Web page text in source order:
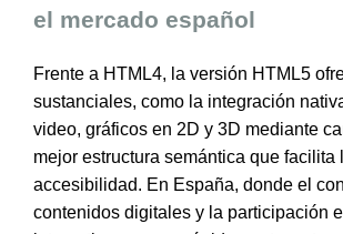
el mercado español
Frente a HTML4, la versión HTML5
sustanciales, como la integración
video, gráficos en 2D y 3D mediante
mejor estructura semántica que facilita
accesibilidad. En España, donde el
contenidos digitales y la participación